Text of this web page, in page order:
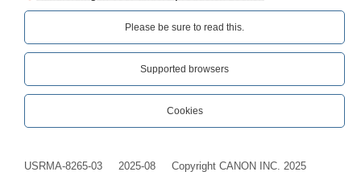
Please be sure to read this.‎
Supported browsers
Cookies
USRMA-8265-03 2025-08 Copyright CANON INC. 2025